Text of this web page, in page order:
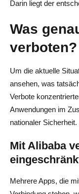
Darin liegt der
Was
verboten?
Um die aktuelle
ansehen, was
Verbote
Anwendungen im
nationaler Sicherheit.
Mit Alibaba
Mehrere Apps, die